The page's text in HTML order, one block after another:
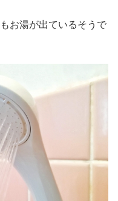
もお湯が出ているそうで